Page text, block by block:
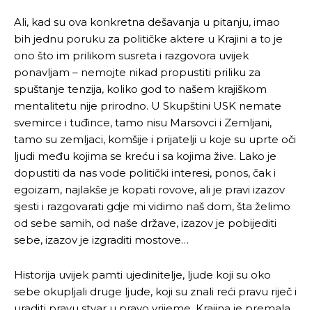
[wpuf_form id=”7463”]
[wpuf_form id=”7463”]
Ali, kad su ova konkretna dešavanja u pitanju, imao
bih jednu poruku za političke aktere u Krajini a to je
ono što im prilikom susreta i razgovora uvijek
ponavljam – nemojte nikad propustiti priliku za
spuštanje tenzija, koliko god to našem krajiškom
mentalitetu nije prirodno. U Skupštini USK nemate
svemirce i tuđince, tamo nisu Marsovci i Zemljani,
tamo su zemljaci, komšije i prijatelji u koje su uprte oči
ljudi među kojima se kreću i sa kojima žive. Lako je
dopustiti da nas vode politički interesi, ponos, čak i
egoizam, najlakše je kopati rovove, ali je pravi izazov
sjesti i razgovarati gdje mi vidimo naš dom, šta želimo
od sebe samih, od naše države, izazov je pobijediti
sebe, izazov je izgraditi mostove…
Historija uvijek pamti ujedinitelje, ljude koji su oko
sebe okupljali druge ljude, koji su znali reći pravu riječ i